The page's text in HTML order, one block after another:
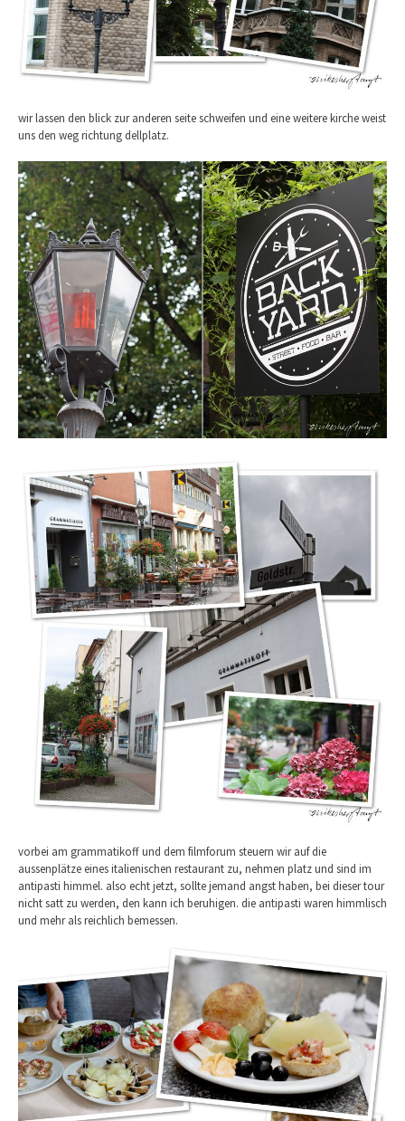
wir lassen den blick zur anderen seite schweifen und eine weitere kirche weist
uns den weg richtung dellplatz.
vorbei am grammatikoff und dem filmforum steuern wir auf die
aussenplätze eines italienischen restaurant zu, nehmen platz und sind im
antipasti himmel. also echt jetzt, sollte jemand angst haben, bei dieser tour
nicht satt zu werden, den kann ich beruhigen. die antipasti waren himmlisch
und mehr als reichlich bemessen.